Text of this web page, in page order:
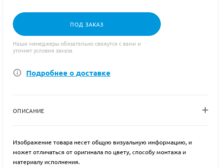
ПОД ЗАКАЗ
Наши менеджеры обязательно свяжутся с вами и
уточнят условия заказа
Подробнее о доставке
ОПИСАНИЕ
Изображение товара несет общую визуальную информацию, и
может отличаться от оригинала по цвету, способу монтажа и
материалу исполнения.